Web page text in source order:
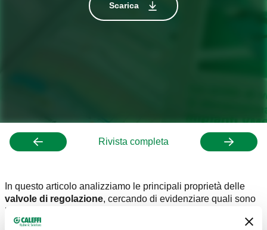
Scarica
Rivista completa
In questo articolo analizziamo le principali proprietà delle
valvole di regolazione, cercando di evidenziare quali sono
le soluzioni costruttive che sono in grado di rendere efficaci
le loro prestazioni.